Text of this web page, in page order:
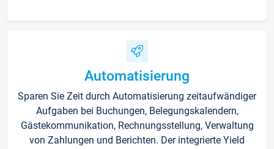
Automatisierung
Sparen Sie Zeit durch Automatisierung zeitaufwändiger
Aufgaben bei Buchungen, Belegungskalendern,
Gästekommunikation, Rechnungsstellung, Verwaltung
von Zahlungen und Berichten. Der integrierte Yield